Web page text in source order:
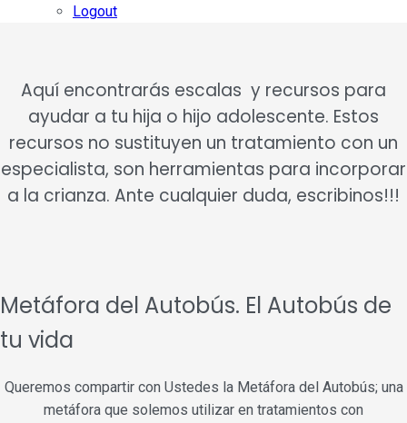
Logout
Aquí encontrarás escalas y recursos para
ayudar a tu hija o hijo adolescente. Estos
recursos no sustituyen un tratamiento con un
especialista, son herramientas para incorporar
a la crianza. Ante cualquier duda, escribinos!!!
Metáfora del Autobús. El Autobús de
tu vida
Queremos compartir con Ustedes la Metáfora del Autobús; una
metáfora que solemos utilizar en tratamientos con